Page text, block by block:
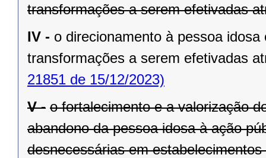
transformações a serem efetivadas
IV - o direcionamento à pessoa
transformações a serem efetivadas
21851 de 15/12/2023)
V - o fortalecimento e a valorização
abandono da pessoa idosa à ação
desnecessárias em estabelecimentos